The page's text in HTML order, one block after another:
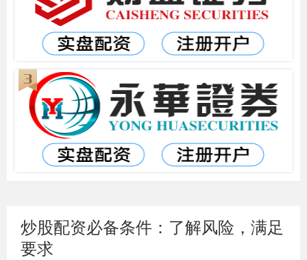
炒股配资必备条件：了解风险，满足
要求